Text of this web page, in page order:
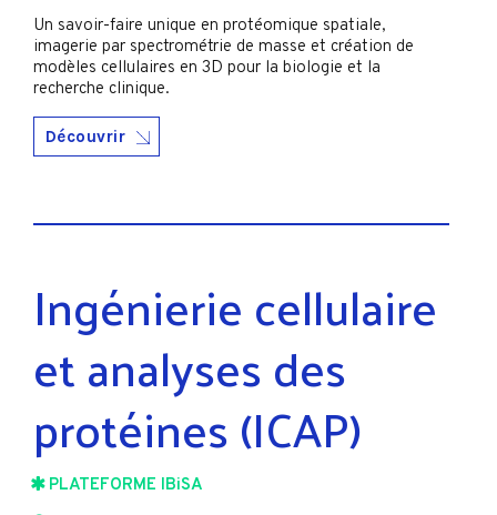
Un savoir-faire unique en protéomique spatiale,
imagerie par spectrométrie de masse et création de
modèles cellulaires en 3D pour la biologie et la
recherche clinique.
Découvrir
Ingénierie cellulaire
et analyses des
protéines (ICAP)
PLATEFORME IBiSA